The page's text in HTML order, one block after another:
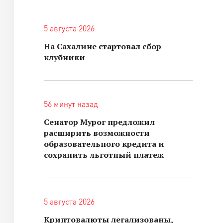
5 августа 2026
На Сахалине стартовал сбор
клубники
56 минут назад
Сенатор Мурог предложил
расширить возможности
образовательного кредита и
сохранить льготный платеж
5 августа 2026
Криптовалюты легализованы,